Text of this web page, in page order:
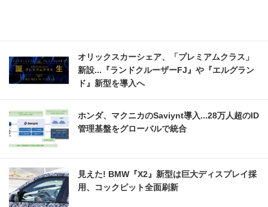
オリックスカーシェア、「プレミアムクラス」
新設...『ランドクルーザーFJ』や『エルグラン
ド』新型を導入へ
ホンダ、マクニカのSaviynt導入...28万人超のID
管理基盤をグローバルで統合
見えた! BMW『X2』新型は巨大ディスプレイ採
用、コックピット全面刷新